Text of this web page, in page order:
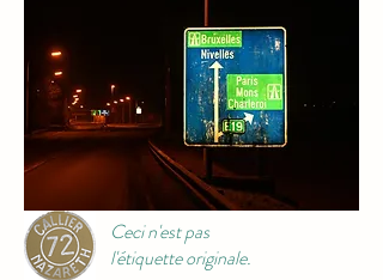
Ceci n'est pas
l'étiquette originale.